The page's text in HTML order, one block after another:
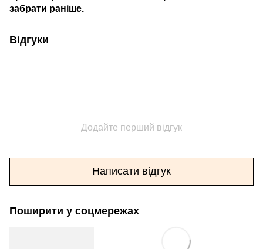
забрати раніше.
Відгуки
Додайте перший відгук
Написати відгук
Поширити у соцмережах